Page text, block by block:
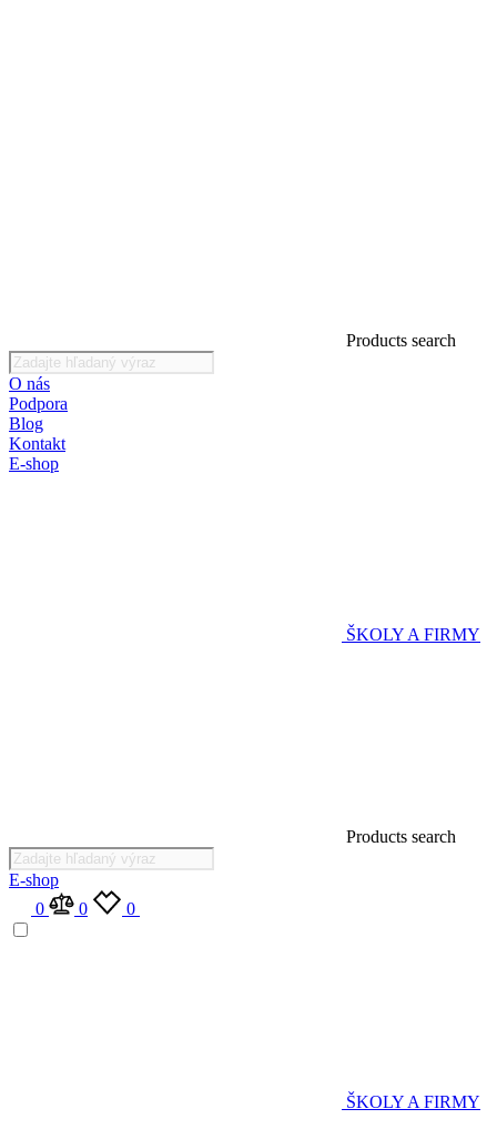
Products search
O nás
Podpora
Blog
Kontakt
E-shop
ŠKOLY A FIRMY
Products search
E-shop
0
0 0
ŠKOLY A FIRMY